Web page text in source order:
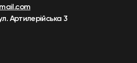
Артилерійська 3